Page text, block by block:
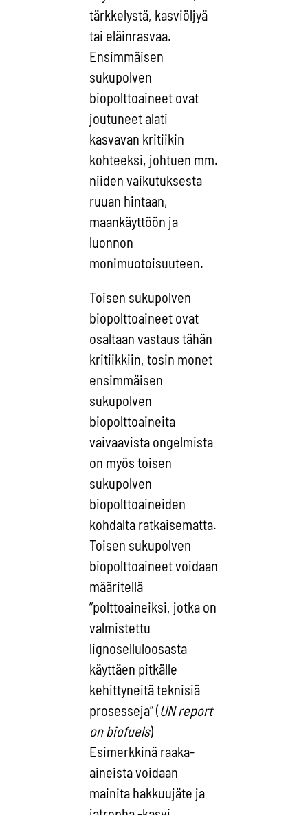
tärkkelystä, kasviöljyä
tai eläinrasvaa.
Ensimmäisen
sukupolven
biopolttoaineet ovat
joutuneet alati
kasvavan kritiikin
kohteeksi, johtuen mm.
niiden vaikutuksesta
ruuan hintaan,
maankäyttöön ja
luonnon
monimuotoisuuteen.
Toisen sukupolven
biopolttoaineet ovat
osaltaan vastaus tähän
kritiikkiin, tosin monet
ensimmäisen
sukupolven
biopolttoaineita
vaivaavista ongelmista
on myös toisen
sukupolven
biopolttoaineiden
kohdalta ratkaisematta.
Toisen sukupolven
biopolttoaineet voidaan
määritellä
”polttoaineiksi, jotka on
valmistettu
lignoselluloosasta
käyttäen pitkälle
kehittyneitä teknisiä
prosesseja” (UN report
on biofuels)
Esimerkkinä raaka-
aineista voidaan
mainita hakkuujäte ja